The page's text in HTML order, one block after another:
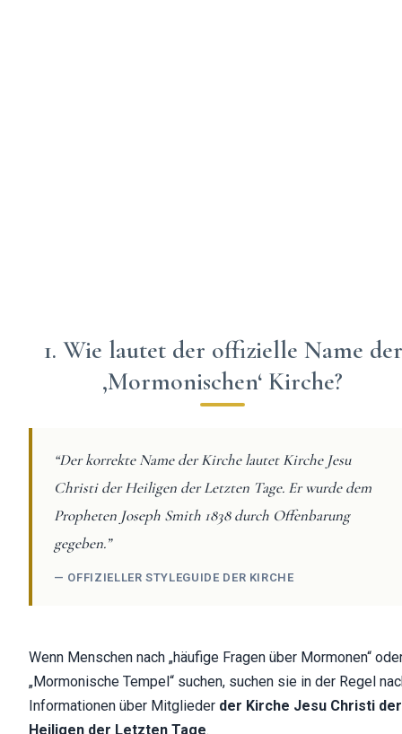
1. Wie lautet der offizielle Name der
‚Mormonischen‘ Kirche?
“Der korrekte Name der Kirche lautet Kirche Jesu
Christi der Heiligen der Letzten Tage. Er wurde dem
Propheten Joseph Smith 1838 durch Offenbarung
gegeben.”
— OFFIZIELLER STYLEGUIDE DER KIRCHE
Wenn Menschen nach „häufige Fragen über Mormonen“
„Mormonische Tempel“ suchen, suchen sie in der Regel
Informationen über Mitglieder der Kirche Jesu Christi der
Heiligen der Letzten Tage.